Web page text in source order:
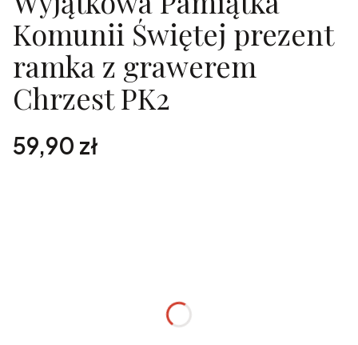
Komunii Świętej prezent
ramka z grawerem
Chrzest PK2
Cena
59,90 zł